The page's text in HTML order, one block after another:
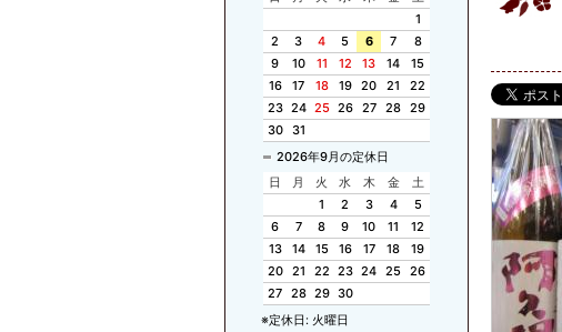
1
2
3 4 5 6 7
8
9
10 11 12 13 14
15
16
17 18 19 20 21
22
23 24 25 26 27 28 29
30
31
2026年9月の定休日
日
月 火 水 木 金
土
1
2 3 4
5
6
7 8 9 10 11
12
13
14 15 16 17 18
19
20
21 22 23 24 25 26
27 28 29 30
※定休日: 火曜日